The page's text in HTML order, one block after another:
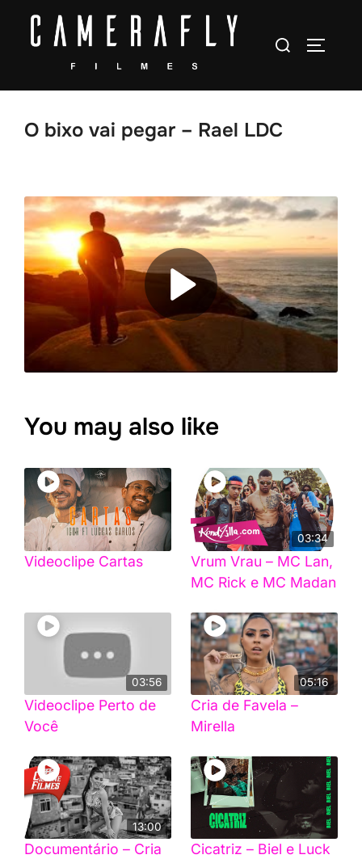
Pesquisar
O bixo vai pegar – Rael LDC
You may also like
Videoclipe Cartas
03:34
Vrum Vrau – MC Lan,
MC Rick e MC Madan
03:56
Videoclipe Perto de
Você
05:16
Cria de Favela –
Mirella
13:00
Documentário – Cria
Cicatriz – Biel e Luck